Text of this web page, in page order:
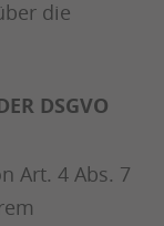
die
DSGVO
Art. 4 Abs. 7